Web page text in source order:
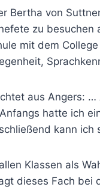
Bertha von
zu
mit dem
aus Angers:
hatte ich
kann ich
Klassen als
dieses Fach bei